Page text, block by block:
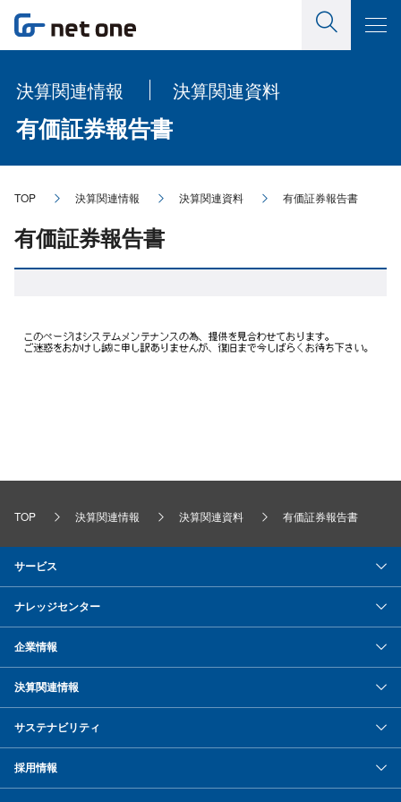
決算関連情報 決算関連資料
有価証券報告書
TOP 決算関連情報 決算関連資料 有価証券報告書
有価証券報告書
TOP 決算関連情報 決算関連資料 有価証券報告書
サービス
ナレッジセンター
企業情報
決算関連情報
サステナビリティ
採用情報